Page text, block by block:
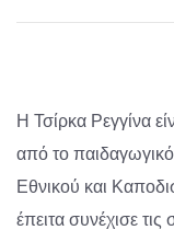
Η Τσίρκα Ρεγγίνα
από το
Εθνικού και
έπειτα συνέχισε